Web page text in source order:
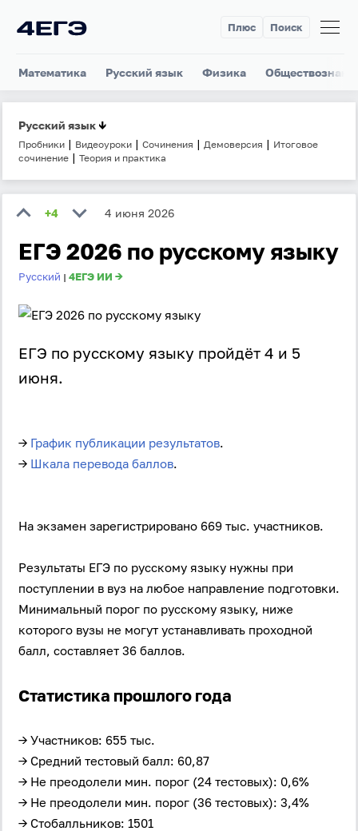
Плюс Поиск
Математика Русский язык Физика
Русский язык ↓
Пробники | Видеоуроки | Сочинения | Демоверсия | Итоговое
сочинение | Теория и практика
+4 4 июня 2026
ЕГЭ 2026 по русскому языку
Русский | 4ЕГЭ ИИ →
ЕГЭ по русскому языку пройдёт 4 и 5
июня.
→ График публикации результатов.
→ Шкала перевода баллов.
На экзамен зарегистрировано 669 тыс. участников.
Результаты ЕГЭ по русскому языку нужны при
поступлении в вуз на любое направление подготовки.
Минимальный порог по русскому языку, ниже
которого вузы не могут устанавливать проходной
балл, составляет 36 баллов.
Статистика прошлого года
→ Участников: 655 тыс.
→ Средний тестовый балл: 60,87
→ Не преодолели мин. порог (24 тестовых): 0,6%
→ Не преодолели мин. порог (36 тестовых): 3,4%
→ Стобалльников: 1501